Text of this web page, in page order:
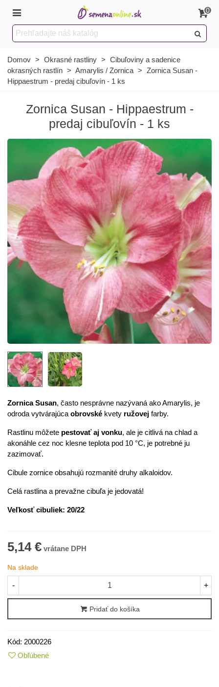
0
Domov > Okrasné rastliny > Cibuľoviny a sadenice
okrasných rastlín > Amarylis / Zornica > Zornica Susan -
Hippaestrum - predaj cibuľovín - 1 ks
Zornica Susan - Hippaestrum -
predaj cibuľovín - 1 ks
Zornica Susan, často nesprávne nazývaná ako Amarylis, je
odroda vytvárajúca obrovské kvety ružovej farby.
Rastlinu môžete pestovať aj vonku, ale je citlivá na chlad a
akonáhle cez noc klesne teplota pod 10 °C, je potrebné ju
zazimovať.
Cibule zornice obsahujú rozmanité druhy alkaloidov.
Celá rastlina a prevažne cibuľa je jedovatá!
Veľkosť cibuliek: 20/22
5,14 €
Na sklade
- +
Pridať do košíka
Kód: 2000226
Obľúbené